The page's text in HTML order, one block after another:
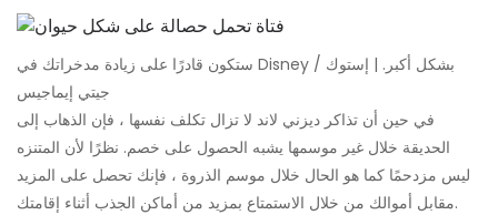
ستكون قادرًا على زيادة مدخراتك في Disney بشكل أكبر. | إستوك /
جيتي إيماجيس
في حين أن تذاكر ديزني لاند لا تزال تكلف نفسها ، فإن الذهاب إلى
الحديقة خلال غير موسمها يشبه الحصول على خصم. نظرًا لأن المتنزه
ليس مزدحمًا كما هو الحال خلال موسم الذروة ، فإنك تحصل على المزيد
مقابل أموالك من خلال الاستمتاع بمزيد من أماكن الجذب أثناء إقامتك.